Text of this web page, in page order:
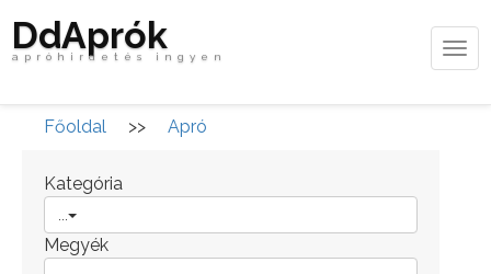
DdAprók
apróhirdetés ingyen
Főoldal >> Apró
Kategória
Megyék